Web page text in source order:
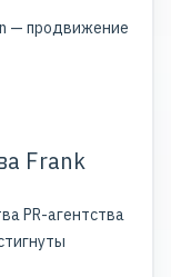
— продвижение
Frank
PR-агентства